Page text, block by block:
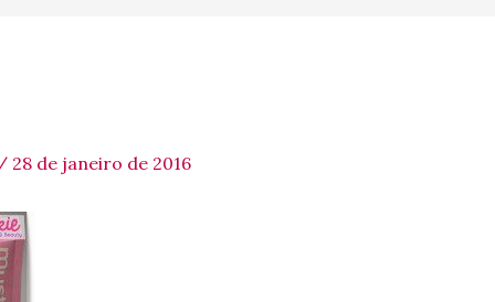
/ 28 de janeiro de 2016